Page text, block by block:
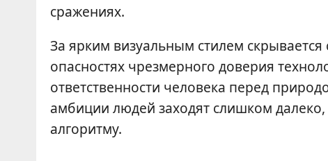
сражениях.
За ярким визуальным стилем
опасностях чрезмерного доверия
ответственности человека перед
амбиции людей заходят слишком
алгоритму.